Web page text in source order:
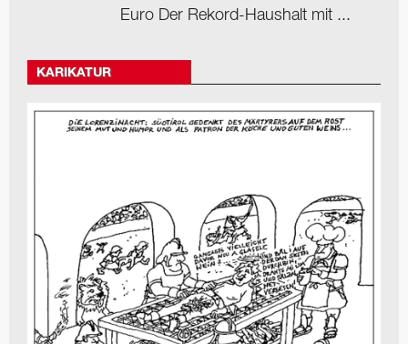
Euro Der Rekord-Haushalt mit ...
KARIKATUR